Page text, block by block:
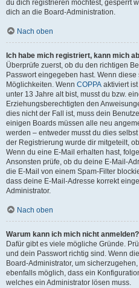
du dich registrieren möchtest, gesperrt
dich an die Board-Administration.
Nach oben
Ich habe mich registriert, kann mich
Überprüfe zuerst, ob du den richtigen
Passwort eingegeben hast. Wenn
Möglichkeiten. Wenn COPPA aktiviert
unter 13 Jahre alt bist, musst du bzw.
Erziehungsberechtigten den
dies nicht der Fall ist, muss dein
einigen Boards müssen alle neu
werden – entweder musst du dies
der Registrierung wurde dir mitgeteilt,
Wenn du eine E-Mail erhalten hast,
Ansonsten prüfe, ob du deine E-Mail-
die E-Mail von einem Spam-Filter
dass deine E-Mail-Adresse korrekt
Administrator.
Nach oben
Warum kann ich mich nicht anmelden?
Dafür gibt es viele mögliche Gründe.
und dein Passwort richtig sind. Wenn
Board-Administrator, um
ebenfalls möglich, dass ein
welches ein Administrator lösen muss.